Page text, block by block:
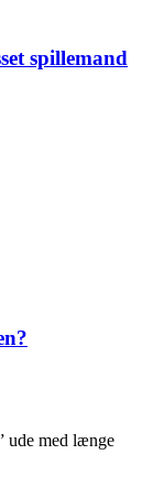
spillemand
ude med længe